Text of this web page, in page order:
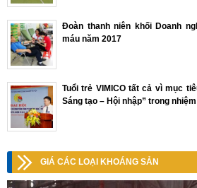
Đoàn thanh niên khối Doanh
máu năm 2017
Tuổi trẻ VIMICO tất cả vì mục
Sáng tạo – Hội nhập” trong
GIÁ CÁC LOẠI KHOÁNG SẢN